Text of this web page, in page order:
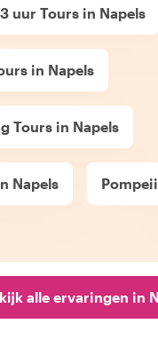
uur Tours in Napels
in Napels
Tours in Napels
Napels
alle ervaringen in